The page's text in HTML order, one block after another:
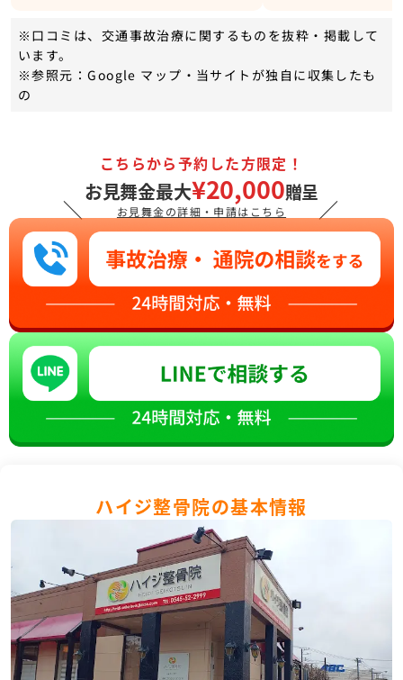
※口コミは、交通事故治療に関するものを抜粋・掲載して
います。
※参照元：Google マップ・当サイトが独自に収集したも
の
＼
こちらから予約した方限定！
お見舞金最大¥20,000贈呈
お見舞金の詳細・申請はこちら ／
ハイジ整骨院の基本情報